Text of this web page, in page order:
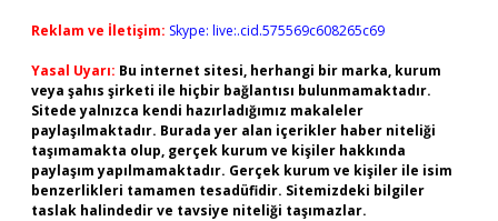
Reklam ve İletişim: Skype: live:.cid.575569c608265c69
Yasal Uyarı: Bu internet sitesi, herhangi bir marka, kurum
veya şahıs şirketi ile hiçbir bağlantısı bulunmamaktadır.
Sitede yalnızca kendi hazırladığımız makaleler
paylaşılmaktadır. Burada yer alan içerikler haber niteliği
taşımamakta olup, gerçek kurum ve kişiler hakkında
paylaşım yapılmamaktadır. Gerçek kurum ve kişiler ile isim
benzerlikleri tamamen tesadüfidir. Sitemizdeki bilgiler
taslak halindedir ve tavsiye niteliği taşımazlar.